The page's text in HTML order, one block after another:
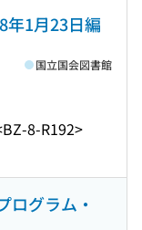
年1月23日編
8-R192>
国立国会図書館
ログラム・